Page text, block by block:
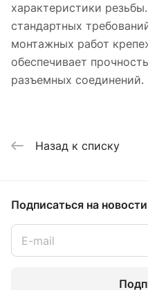
характеристики
стандартных
монтажных работ
обеспечивает
разъемных соединений.
Назад к списку
Подписаться на